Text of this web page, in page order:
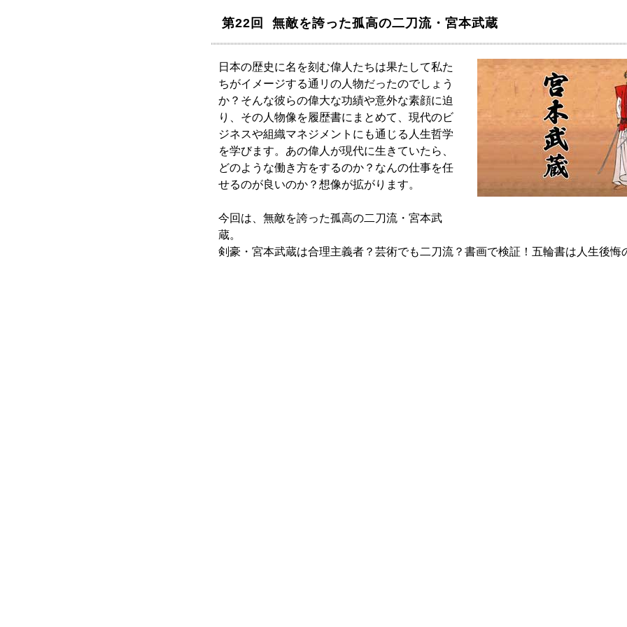
第22回 無敵を誇った孤高の二刀流・宮本武蔵
日本の歴史に名を刻む偉人たちは果たして私た
ちがイメージする通リの人物だったのでしょう
か？そんな彼らの偉大な功績や意外な素顔に迫
り、その人物像を履歴書にまとめて、現代のビ
ジネスや組織マネジメントにも通じる人生哲学
を学びます。あの偉人が現代に生きていたら、
どのような働き方をするのか？なんの仕事を任
せるのが良いのか？想像が拡がります。
今回は、無敵を誇った孤高の二刀流・宮本武
蔵。
剣豪・宮本武蔵は合理主義者？芸術でも二刀流？書画で検証！五輪書は人生後悔